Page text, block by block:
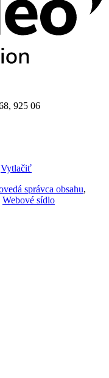
925 06
Vytlačiť
správca obsahu,
Webové sídlo